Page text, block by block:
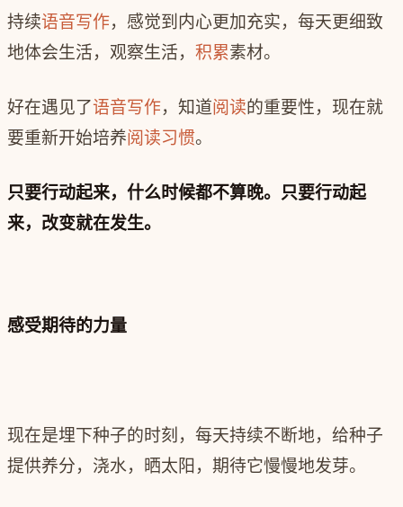
持续语音写作，感觉到内心更加充实，每天更细致
地体会生活，观察生活， 积累素材。
好在遇见了语音写作，知道阅读的重要性，现在就
要重新开始培养阅读习惯。
只要行动起来，什么时候都不算晚。只要行动起
来，改变就在发生。
感受期待的力量
现在是埋下种子的时刻，每天持续不断地，给种子
提供养分，浇水，晒太阳，期待它慢慢地发芽。